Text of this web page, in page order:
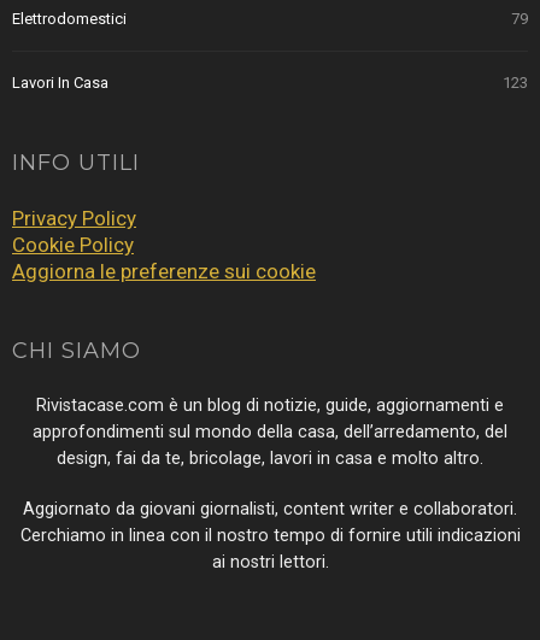
Elettrodomestici 79
Lavori In Casa 123
INFO UTILI
Privacy Policy
Cookie Policy
Aggiorna le preferenze sui cookie
CHI SIAMO
Rivistacase.com è un blog di notizie, guide, aggiornamenti e
approfondimenti sul mondo della casa, dell’arredamento, del
design, fai da te, bricolage, lavori in casa e molto altro.
Aggiornato da giovani giornalisti, content writer e collaboratori.
Cerchiamo in linea con il nostro tempo di fornire utili indicazioni
ai nostri lettori.